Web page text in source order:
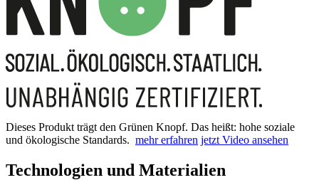
Dieses Produkt trägt den Grünen Knopf. Das heißt: hohe soziale
und ökologische Standards. mehr erfahren jetzt Video ansehen
Technologien und Materialien